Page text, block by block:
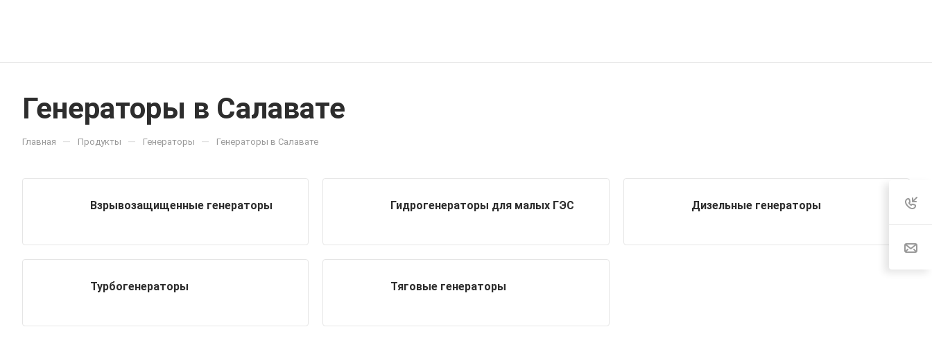
Генераторы в Салавате
Главная — Продукты — Генераторы — Генераторы в Салавате
Взрывозащищенные генераторы Гидрогенераторы для малых ГЭС Дизельные генераторы
Турбогенераторы Тяговые генераторы